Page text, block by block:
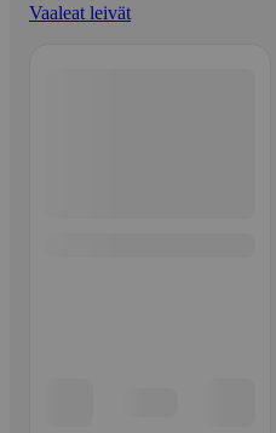
Vaaleat leivät